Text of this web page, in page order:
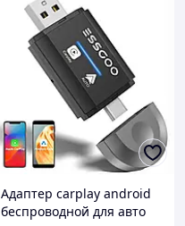
Адаптер carplay android
беспроводной для авто